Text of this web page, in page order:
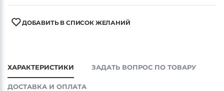
ДОБАВИТЬ В СПИСОК ЖЕЛАНИЙ
ХАРАКТЕРИСТИКИ ЗАДАТЬ ВОПРОС ПО ТОВАРУ
ДОСТАВКА И ОПЛАТА